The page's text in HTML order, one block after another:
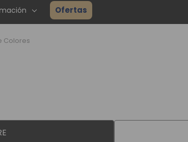
Proyecto Solidario
Ofertas
Colores